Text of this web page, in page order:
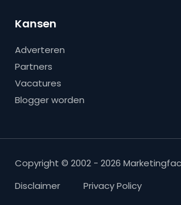
Kansen
Adverteren
Partners
Vacatures
Blogger worden
Copyright © 2002 - 2026
Disclaimer
Privacy Policy